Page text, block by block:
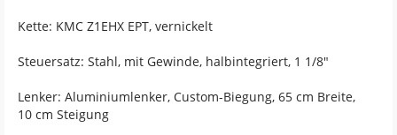
Kette: KMC Z1EHX EPT, vernickelt
Steuersatz: Stahl, mit Gewinde, halbintegriert, 1 1/8"
Lenker: Aluminiumlenker, Custom-Biegung, 65 cm Breite,
10 cm Steigung